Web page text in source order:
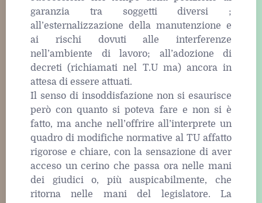
garanzia tra soggetti diversi ;
all’esternalizzazione della manutenzione e
ai rischi dovuti alle interferenze
nell’ambiente di lavoro; all’adozione di
decreti (richiamati nel T.U ma) ancora in
attesa di essere attuati.
Il senso di insoddisfazione non si esaurisce
però con quanto si poteva fare e non si è
fatto, ma anche nell’offrire all’interprete un
quadro di modifiche normative al TU affatto
rigorose e chiare, con la sensazione di aver
acceso un cerino che passa ora nelle mani
dei giudici o, più auspicabilmente, che
ritorna nelle mani del legislatore. La